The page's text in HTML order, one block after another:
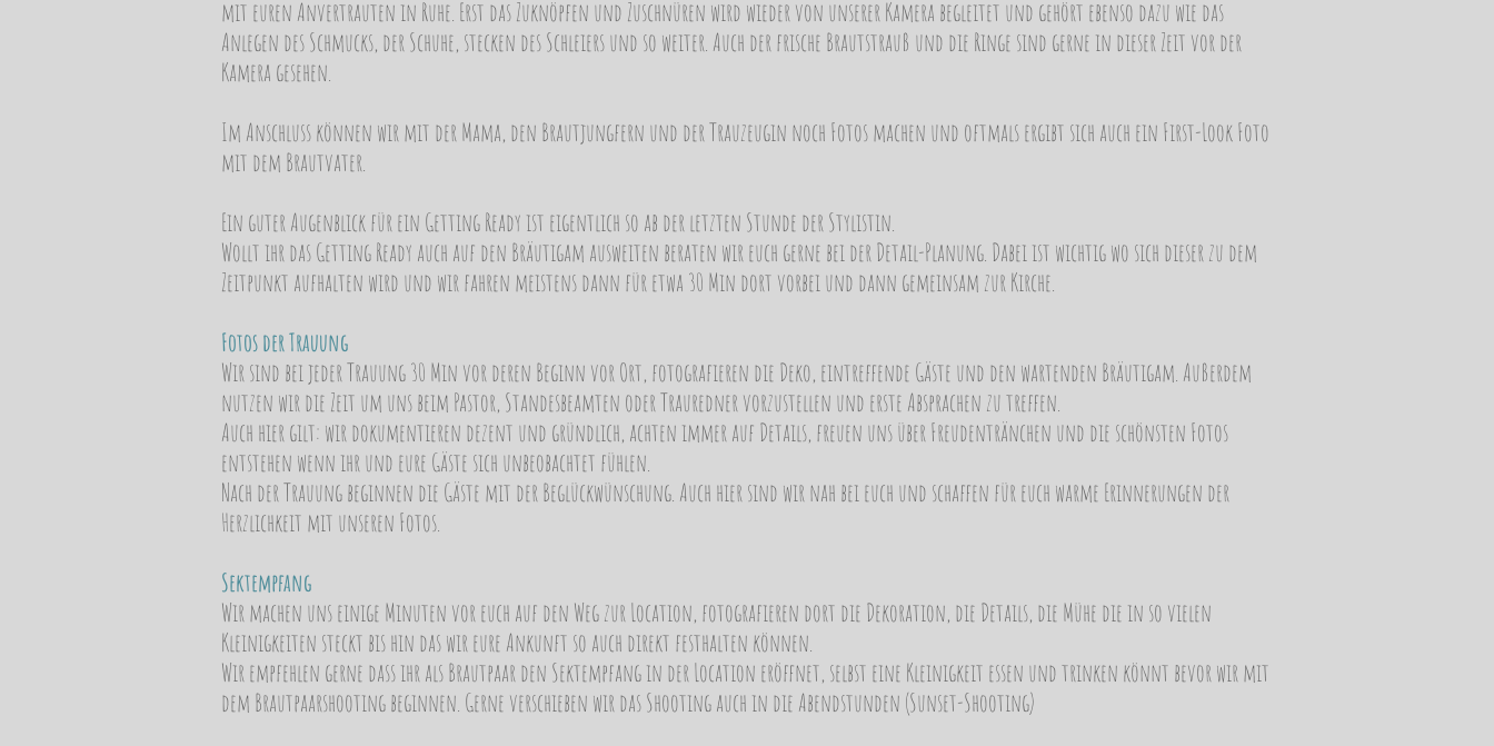
mit euren Anvertrauten in Ruhe. Erst das Zuknöpfen und Zuschnüren wird wieder von unserer Kamera begleitet und gehört ebenso dazu wie das
Anlegen des Schmucks, der Schuhe, stecken des Schleiers und so weiter. Auch der frische Brautstrauß und die Ringe sind gerne in dieser Zeit vor der
Kamera gesehen.
Im Anschluss können wir mit der Mama, den Brautjungfern und der Trauzeugin noch Fotos machen und oftmals ergibt sich auch ein First-Look Foto
mit dem Brautvater.
Ein guter Augenblick für ein Getting Ready ist eigentlich so ab der letzten Stunde der Stylistin.
Wollt ihr das Getting Ready auch auf den Bräutigam ausweiten beraten wir euch gerne bei der Detail-Planung. Dabei ist wichtig wo sich dieser zu dem
Zeitpunkt aufhalten wird und wir fahren meistens dann für etwa 30 Min dort vorbei und dann gemeinsam zur Kirche.
Fotos der Trauung
Wir sind bei jeder Trauung 30 Min vor deren Beginn vor Ort, fotografieren die Deko, eintreffende Gäste und den wartenden Bräutigam. Außerdem
nutzen wir die Zeit um uns beim Pastor, Standesbeamten oder Trauredner vorzustellen und erste Absprachen zu treffen.
Auch hier gilt: wir dokumentieren dezent und gründlich, achten immer auf Details, freuen uns über Freudentränchen und die schönsten Fotos
entstehen wenn ihr und eure Gäste sich unbeobachtet fühlen.
Nach der Trauung beginnen die Gäste mit der Beglückwünschung. Auch hier sind wir nah bei euch und schaffen für euch warme Erinnerungen der
Herzlichkeit mit unseren Fotos.
Sektempfang
Wir machen uns einige Minuten vor euch auf den Weg zur Location, fotografieren dort die Dekoration, die Details, die Mühe die in so vielen
Kleinigkeiten steckt bis hin das wir eure Ankunft so auch direkt festhalten können.
Wir empfehlen gerne dass ihr als Brautpaar den Sektempfang in der Location eröffnet, selbst eine Kleinigkeit essen und trinken könnt bevor wir mit
dem Brautpaarshooting beginnen. Gerne verschieben wir das Shooting auch in die Abendstunden (Sunset-Shooting)